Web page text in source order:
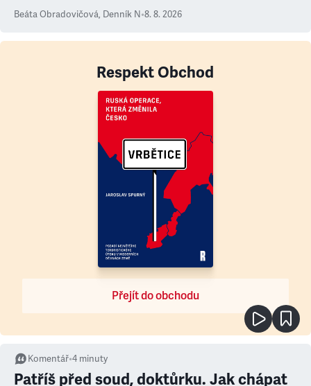
Beáta Obradovičová, Denník N•8. 8. 2026
Respekt Obchod
Přejít do obchodu
Komentář•4 minuty
Patříš před soud, doktůrku. Jak chápat